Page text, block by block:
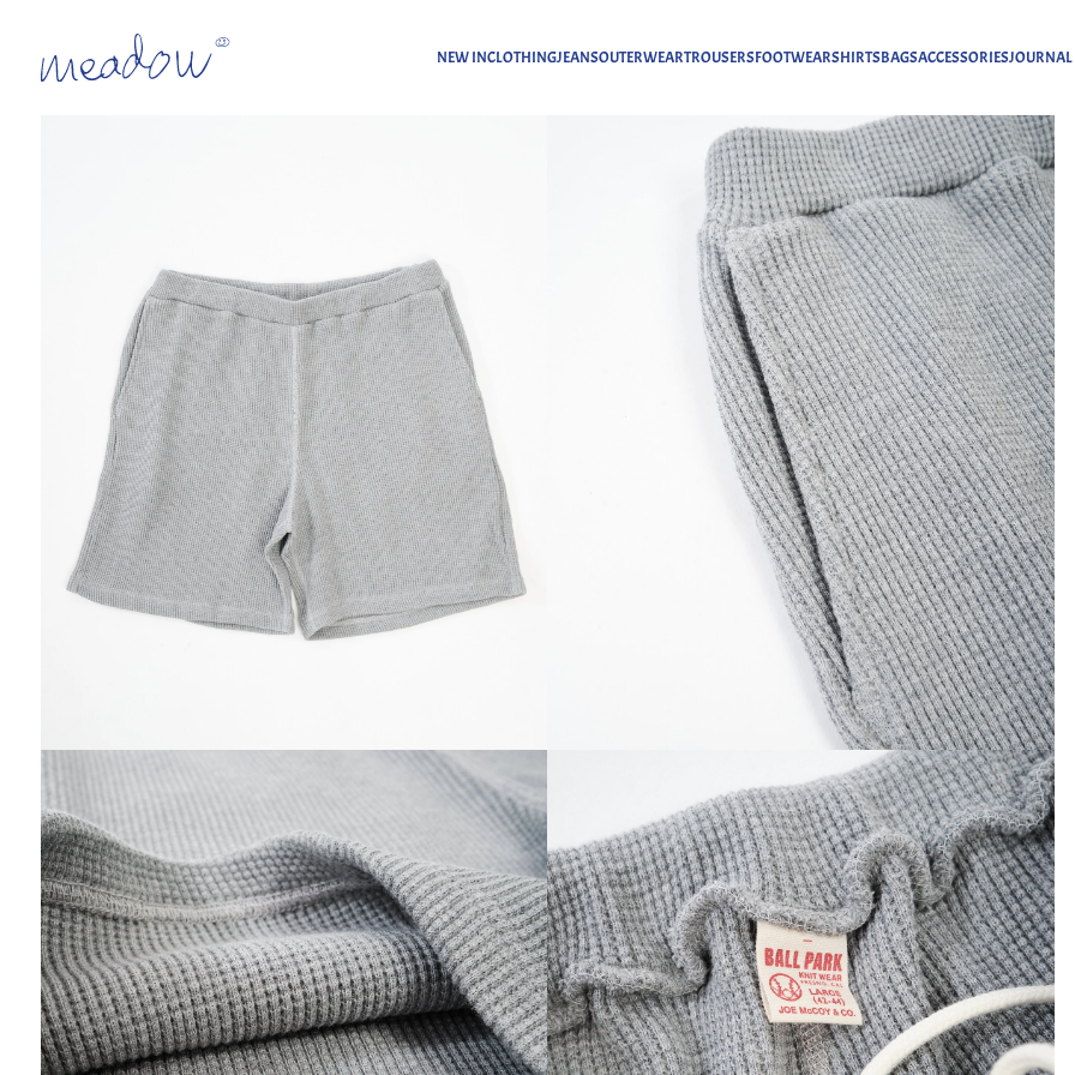
NEW INCLOTHINGJEANSOUTERWEARTROUSERSFOOTWEARSHIRTSBAGSACCESSORIESJOURNAL